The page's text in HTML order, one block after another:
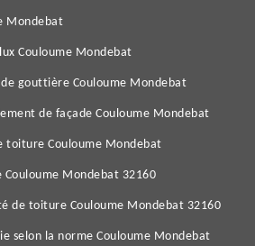
Mondebat
Couloume Mondebat
gouttière Couloume Mondebat
de façade Couloume Mondebat
toiture Couloume Mondebat
Mondebat 32160
de toiture Couloume Mondebat 32160
selon la norme Couloume Mondebat